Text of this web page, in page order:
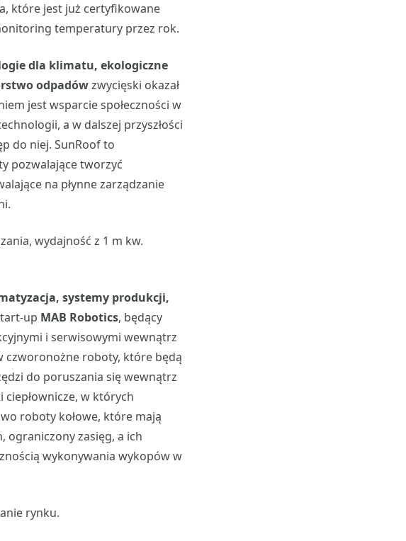
które jest już certyfikowane
temperatury przez rok.
dla klimatu, ekologiczne
odpadówzwycięski okazał
jest wsparcie społeczności w
a w dalszej przyszłości
do niej. SunRoof to
pozwalające tworzyć
na płynne zarządzanie
wydajność z 1 m kw.
systemy produkcji,
up MAB Robotics, będący
i serwisowymi wewnątrz
czworonożne roboty, które będą
do poruszania się wewnątrz
w których
roboty kołowe, które mają
ograniczony zasięg, a ich
wykonywania wykopów w
rynku.